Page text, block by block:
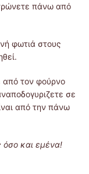
πάνω από
φωτιά στους
από τον φούρνο
σε
από την πάνω
όσο και εμένα!